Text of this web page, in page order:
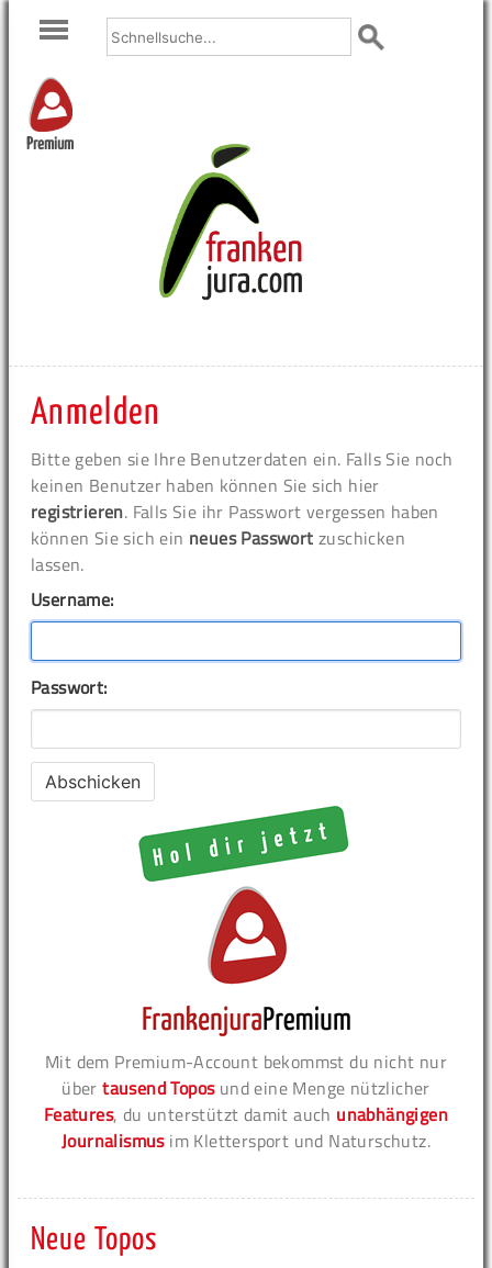
Premium
Anmelden
Bitte geben sie Ihre Benutzerdaten ein. Falls Sie noch
keinen Benutzer haben können Sie sich hier
registrieren. Falls Sie ihr Passwort vergessen haben
können Sie sich ein neues Passwort zuschicken
lassen.
Username:
Passwort:
Mit dem Premium-Account bekommst du nicht nur
übertausend Toposund eine Menge nützlicher
Features, du unterstützt damit auch unabhängigen
Journalismusim Klettersport und Naturschutz.
Neue Topos